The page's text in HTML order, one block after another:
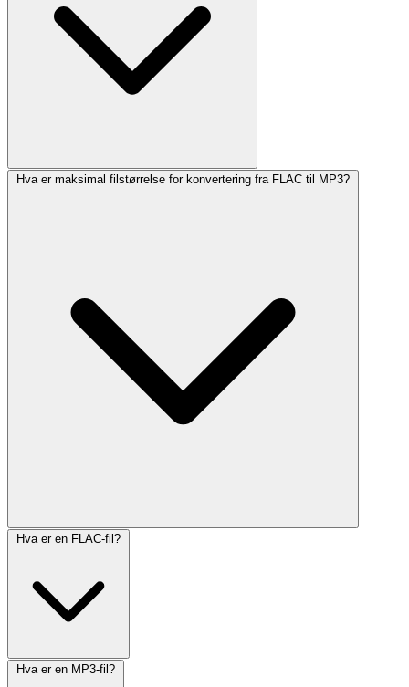
Hva er maksimal filstørrelse for konvertering fra FLAC til MP3?
Hva er en FLAC-fil?
Hva er en MP3-fil?